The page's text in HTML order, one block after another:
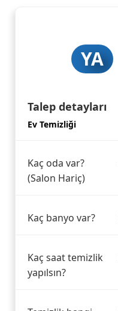
YA
Talep detayları
Ev Temizliği
Kaç oda var?
(Salon Hariç)
Kaç banyo var?
Kaç saat temizlik
yapılsın?